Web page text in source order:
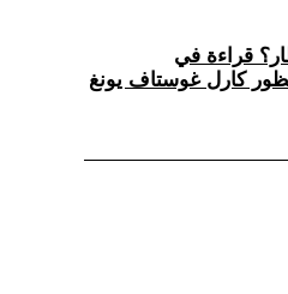
قراءة في
كارل غوستاف يونغ